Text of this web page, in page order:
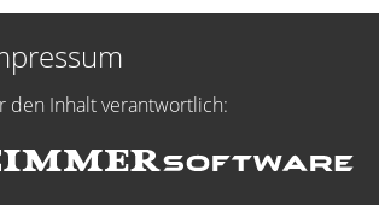
den Inhalt verantwortlich: